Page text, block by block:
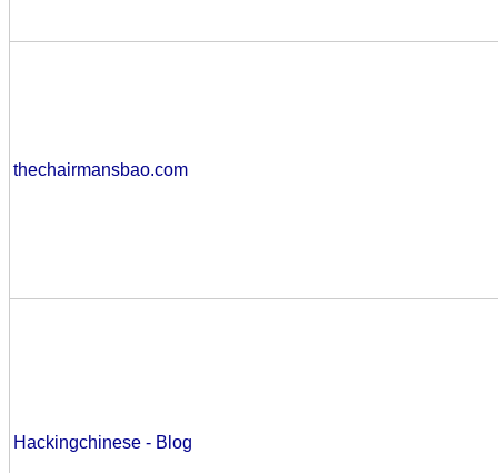
thechairmansbao.com
Hackingchinese - Blog